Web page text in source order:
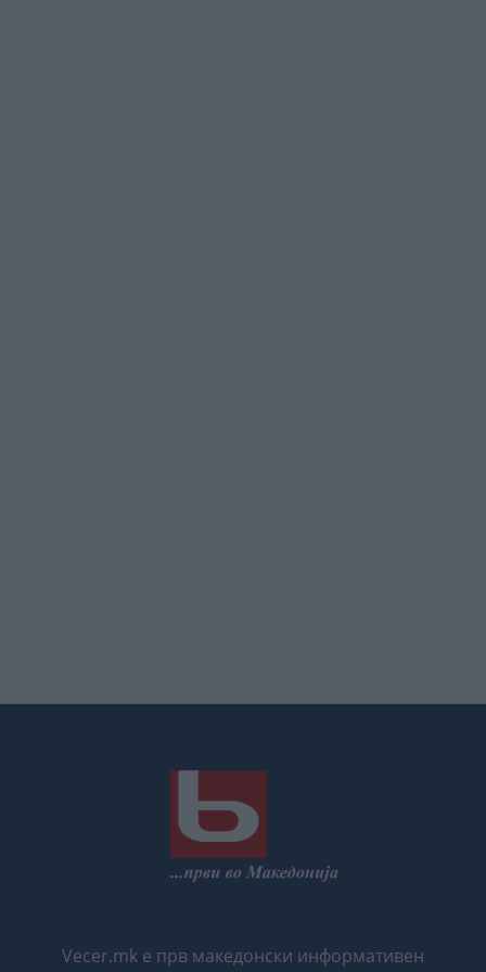
Vecer.mk е прв македонски информативен